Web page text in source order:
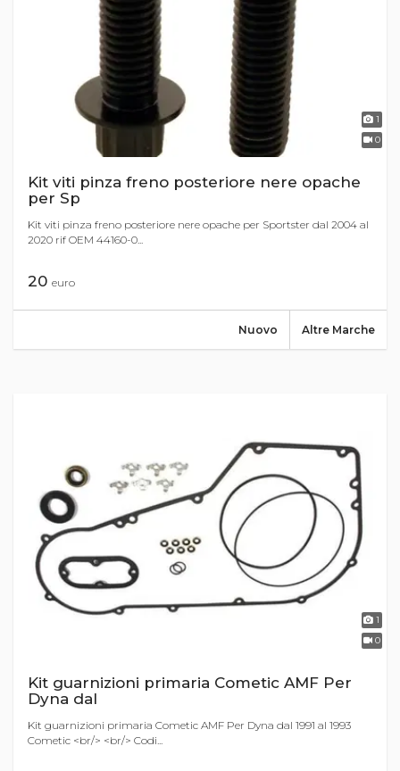
1
0
Kit viti pinza freno posteriore nere opache
per Sp
Kit viti pinza freno posteriore nere opache per Sportster dal 2004 al
2020 rif OEM 44160-0...
20 euro
Altre Marche
Nuovo
1
0
Kit guarnizioni primaria Cometic AMF Per
Dyna dal
Kit guarnizioni primaria Cometic AMF Per Dyna dal 1991 al 1993
Cometic <br/> <br/> Codi...